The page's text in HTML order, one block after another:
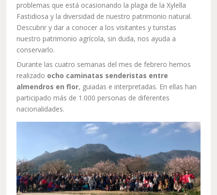
problemas que está ocasionando la plaga de la Xylella
Fastidiosa y la diversidad de nuestro patrimonio natural.
Descubrir y dar a conocer a los visitantes y turistas
nuestro patrimonio agrícola, sin duda, nos ayuda a
conservarlo.
Durante las cuatro semanas del mes de febrero hemos
realizado ocho caminatas senderistas entre
almendros en flor, guiadas e interpretadas. En ellas han
participado más de 1.000 personas de diferentes
nacionalidades.